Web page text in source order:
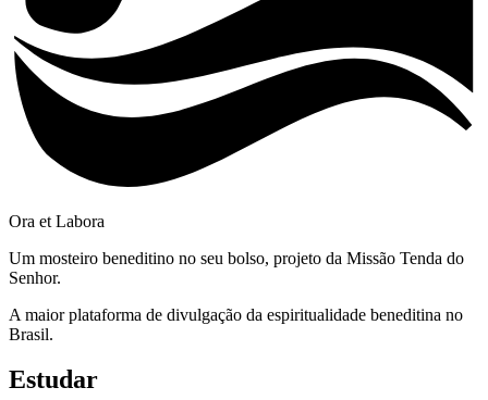
Ora et Labora
Um mosteiro beneditino no seu bolso, projeto da Missão Tenda do
Senhor.
A maior plataforma de divulgação da espiritualidade beneditina no
Brasil.
Estudar